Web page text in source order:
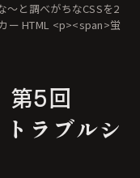
〜と調べがちなCSSを2
第5回
ラブルシ